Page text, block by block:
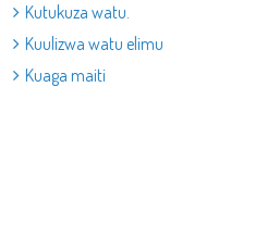
Kutukuza watu.
Kuulizwa watu elimu
Kuaga maiti